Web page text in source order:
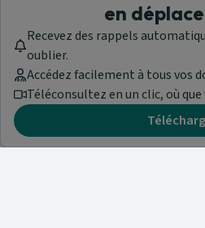
en
Recevez des rappels
oublier.
Accédez facilement à tous vos
Téléconsultez en un clic, où que